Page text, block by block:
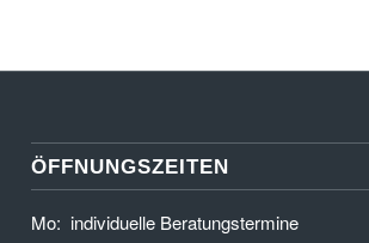
ÖFFNUNGSZEITEN
Mo: individuelle Beratungstermine